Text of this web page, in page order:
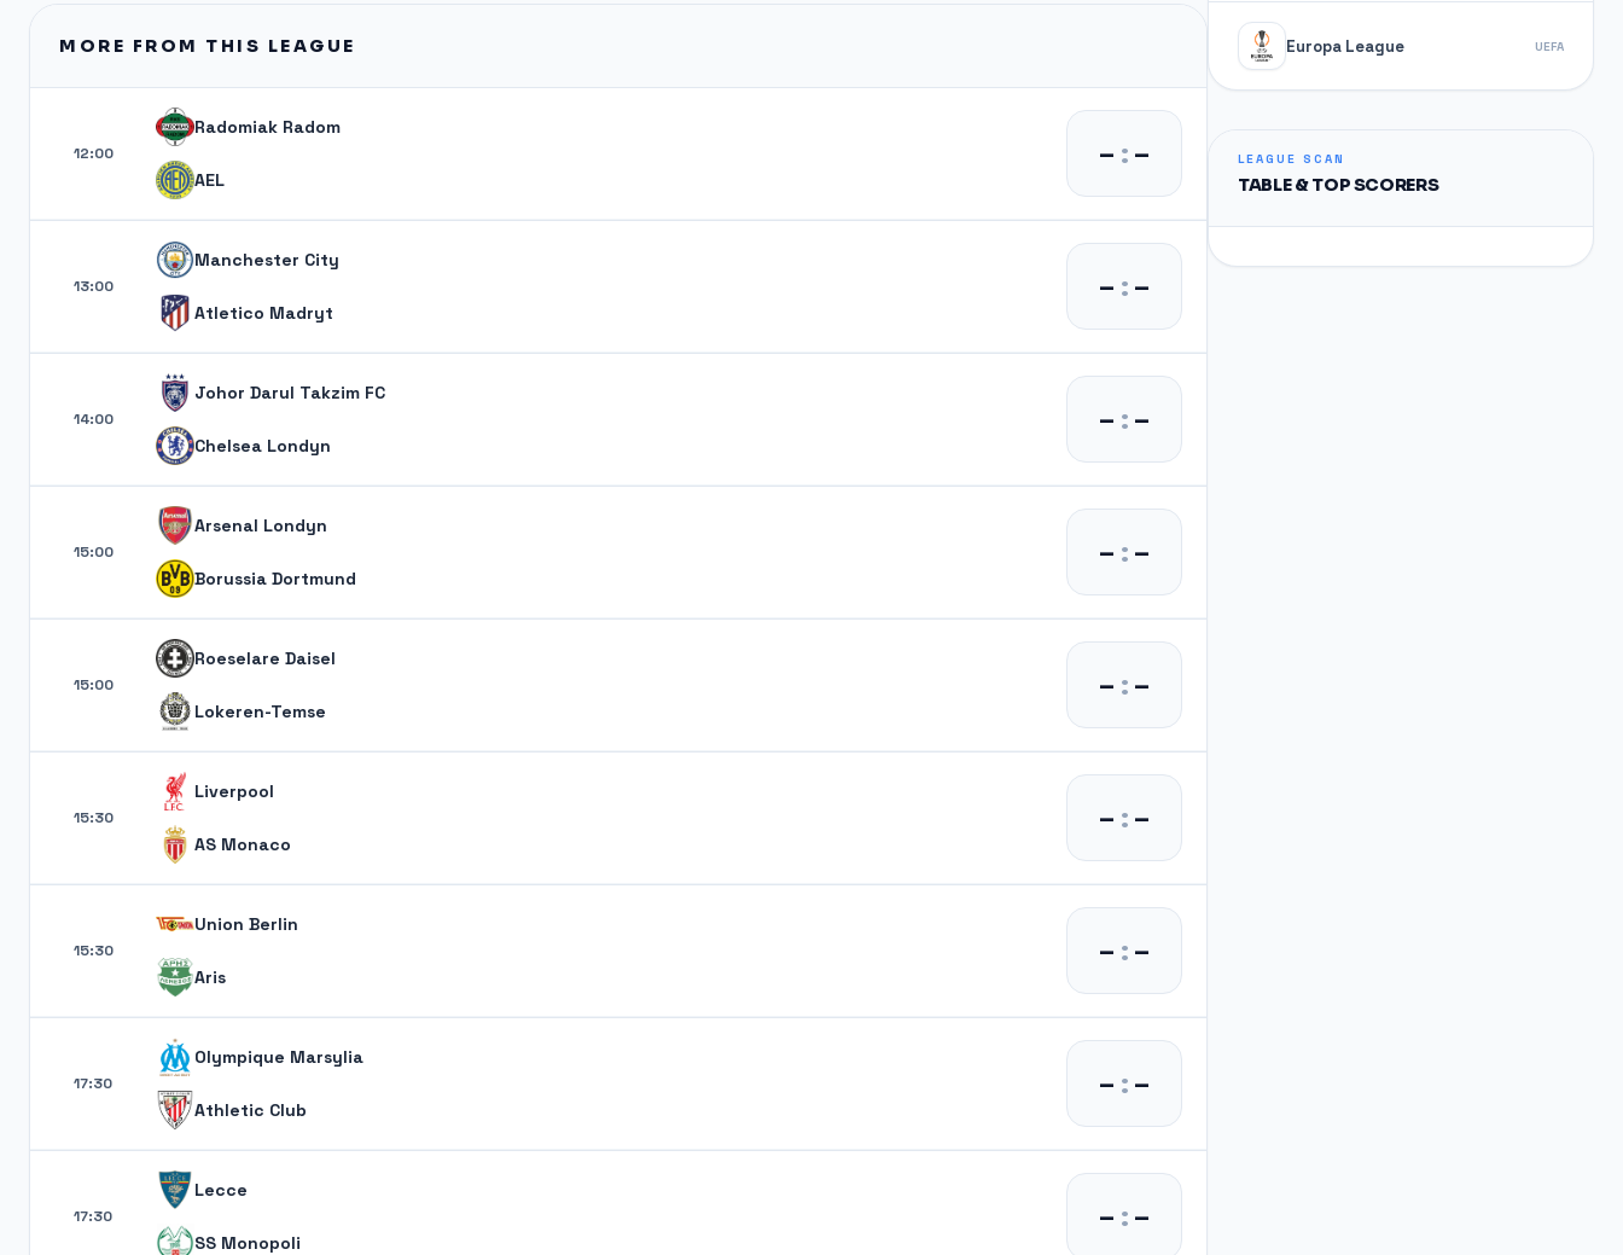
MORE FROM THIS LEAGUE
12:00
Radomiak Radom
AEL
– :–
13:00
Manchester City
Atletico Madryt
– :–
14:00
Johor Darul Takzim FC
Chelsea Londyn
– :–
15:00
Arsenal Londyn
Borussia Dortmund
– :–
15:00
Roeselare Daisel
Lokeren-Temse
– :–
15:30
Liverpool
AS Monaco
– :–
15:30
Union Berlin
Aris
– :–
17:30
Olympique Marsylia
Athletic Club
– :–
17:30
Lecce
SS Monopoli
– :–
Europa League UEFA
LEAGUE SCAN
TABLE & TOP SCORERS